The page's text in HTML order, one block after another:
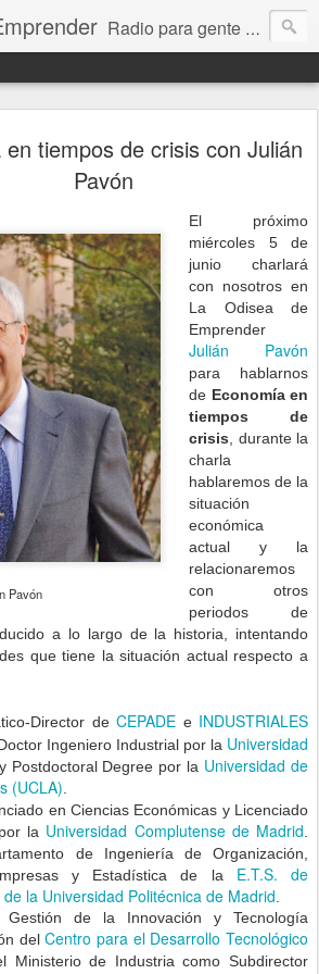
Radio para gente emprendedora (podcast, audio, vídeo, mp3)
tiempos de crisis con Julián
Pavón
Pavón
El próximo
miércoles 5 de
junio charlará
con nosotros en
La Odisea de
Emprender
Julián Pavón
para hablarnos
de Economía en
tiempos de
crisis , durante la
charla
hablaremos de la
situación
económica
actual y la
relacionaremos
con otros
periodos de
a lo largo de la historia, intentando
que tiene la situación actual respecto a
Director de CEPADE e INDUSTRIALES
Doctor Ingeniero Industrial por la Universidad
y Postdoctoral Degree por la Universidad de
(UCLA)
en Ciencias Económicas y Licenciado
la Universidad Complutense de Madrid
de Ingeniería de Organización,
y Estadística de la E.T.S. de
la Universidad Politécnica de Madrid
Gestión de la Innovación y Tecnología
delCentro para el Desarrollo Tecnológico
Ministerio de Industria como Subdirector